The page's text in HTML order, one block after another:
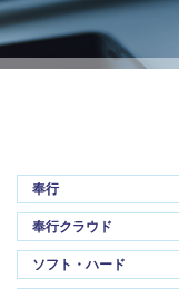
奉行
奉行クラウド
ソフト・ハード